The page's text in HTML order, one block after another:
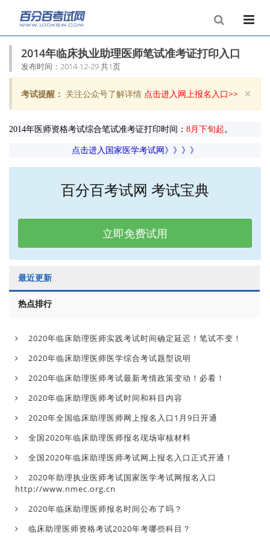
2014年临床执业助理医师笔试准考证打印入口
发布时间：2014-12-29 共1页
×
考试提醒： 关注公众号了解详情 点击进入网上报名入口>>
2014年医师资格考试综合笔试准考证打印时间： 8月下旬起。
点击进入国家医学考试网》》》》
百分百考试网 考试宝典
立即免费试用
最近更新
热点排行
2020年临床助理医师实践考试时间确定延迟！笔试不变！
2020年临床助理医师医学综合考试题型说明
2020年临床助理医师考试最新考情政策变动！必看！
2020年临床助理医师考试时间和科目内容
2020年全国临床助理医师网上报名入口1月9日开通
全国2020年临床助理医师报名现场审核材料
全国2020年临床助理医师考试网上报名入口正式开通！
2020年助理执业医师考试国家医学考试网报名入口
http://www.nmec.org.cn
2020年临床助理医师报名时间公布了吗？
临床助理医师资格考试2020年考哪些科目？